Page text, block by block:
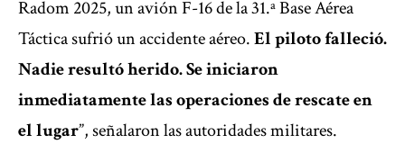
Radom 2025, un avión F-16 de la 31.ª Base Aérea
Táctica sufrió un accidente aéreo.El piloto falleció.
Nadie resultó herido. Se iniciaron
inmediatamente las operaciones de rescate en
el lugar”, señalaron las autoridades militares.